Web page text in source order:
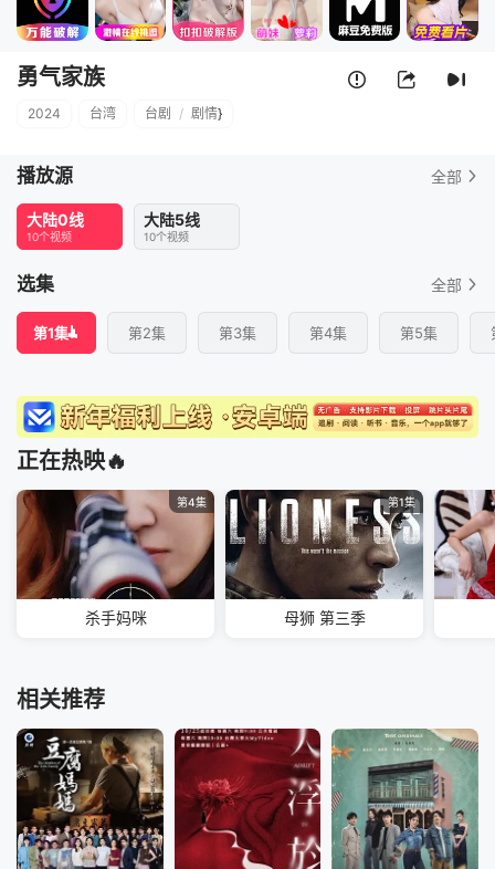
勇气家族
2024 台湾 台剧 / 剧情}
播放源 全部
大陆0线
10个视频
大陆5线
10个视频
选集 全部
第1集 第2集 第3集 第4集 第5集
正在热映🔥
第4集
杀手妈咪
第1集
母狮 第三季
相关推荐